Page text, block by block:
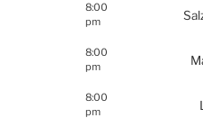
8:00
pm
8:00
pm
8:00
pm